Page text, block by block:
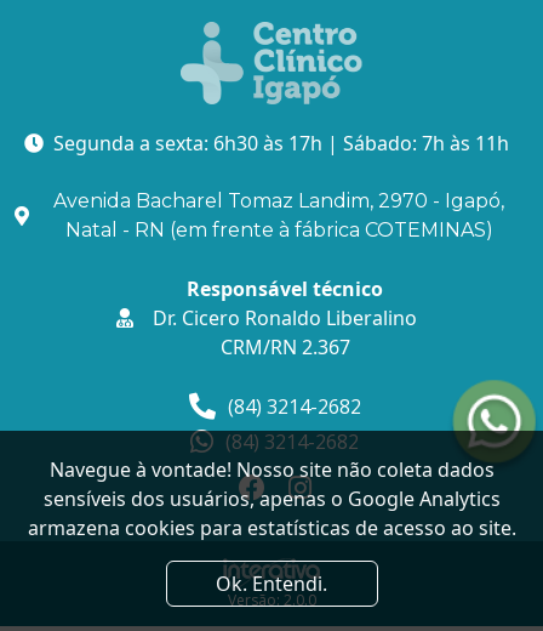
Segunda a sexta: 6h30 às 17h | Sábado: 7h às 11h
Avenida Bacharel Tomaz Landim, 2970 - Igapó,
Natal - RN (em frente à fábrica COTEMINAS)
Responsável técnico
Dr. Cicero Ronaldo Liberalino
CRM/RN 2.367
(84) 3214-2682
(84) 3214-2682
Versão: 2.0.0
Navegue à vontade! Nosso site não coleta dados
sensíveis dos usuários, apenas o Google Analytics
armazena cookies para estatísticas de acesso ao site.
Ok. Entendi.